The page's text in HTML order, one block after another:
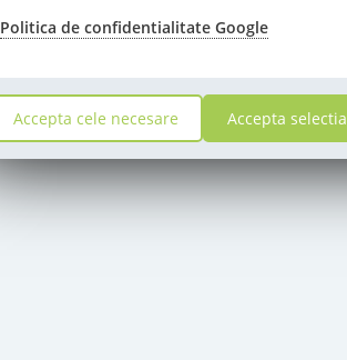
Politica de confidentialitate Google
Accepta cele necesare Accepta selectia